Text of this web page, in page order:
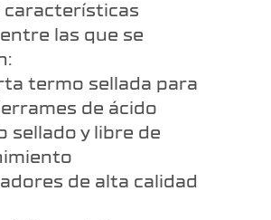
características
las que se
termo sellada para
de ácido
sellado y libre de
de alta calidad